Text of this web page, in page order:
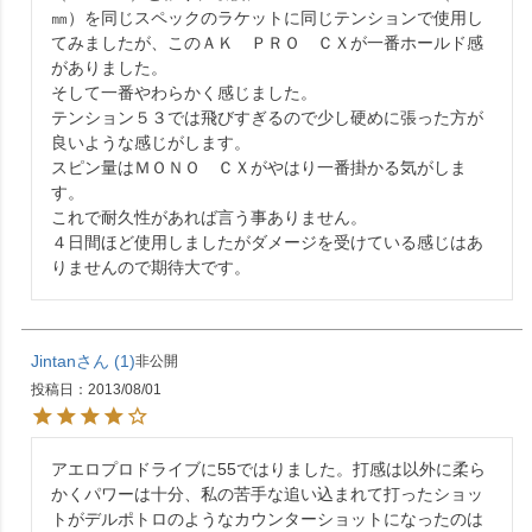
㎜）を同じスペックのラケットに同じテンションで使用し
てみましたが、このＡＫ　ＰＲＯ　ＣＸが一番ホールド感
がありました。
そして一番やわらかく感じました。
テンション５３では飛びすぎるので少し硬めに張った方が
良いような感じがします。
スピン量はＭＯＮＯ　ＣＸがやはり一番掛かる気がしま
す。
これで耐久性があれば言う事ありません。
４日間ほど使用しましたがダメージを受けている感じはあ
りませんので期待大です。
Jintan 1 非公開
投稿日
2013/08/01
アエロプロドライブに55ではりました。打感は以外に柔ら
かくパワーは十分、私の苦手な追い込まれて打ったショッ
トがデルポトロのようなカウンターショットになったのは